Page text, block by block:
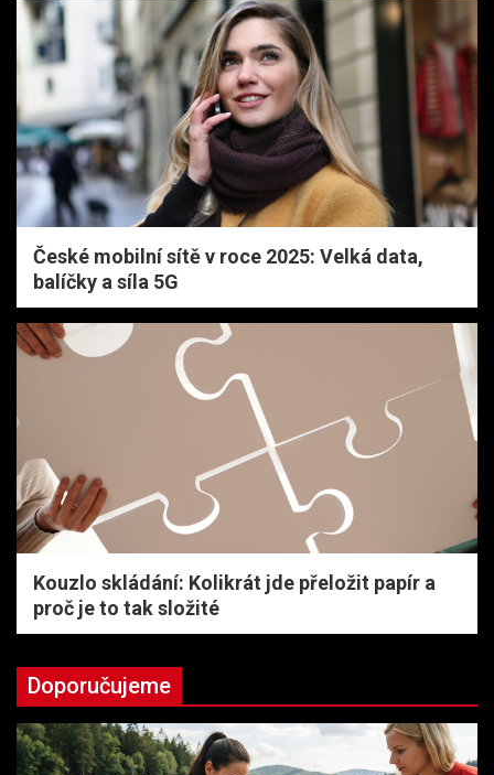
České mobilní sítě v roce 2025: Velká data,
balíčky a síla 5G
Kouzlo skládání: Kolikrát jde přeložit papír a
proč je to tak složité
Doporučujeme